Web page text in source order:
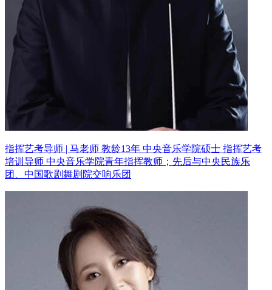
指挥艺考导师 | 马老师 教龄13年 中央音乐学院硕士 指挥艺考
培训导师 中央音乐学院青年指挥教师；先后与中央民族乐
团、中国歌剧舞剧院交响乐团